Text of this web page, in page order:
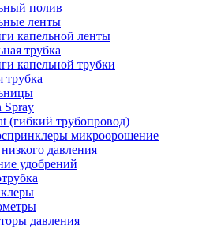
полив
ленты
капельной ленты
трубка
капельной трубки
трубка
Spray
(гибкий трубопровод)
микроорошение
давления
удобрений
давления